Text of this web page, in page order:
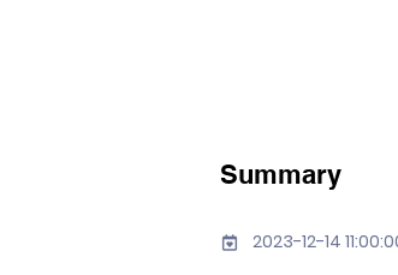
Summary
2023-12-14